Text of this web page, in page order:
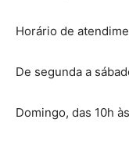
Horário de
De segunda a
Domingo, das 10h